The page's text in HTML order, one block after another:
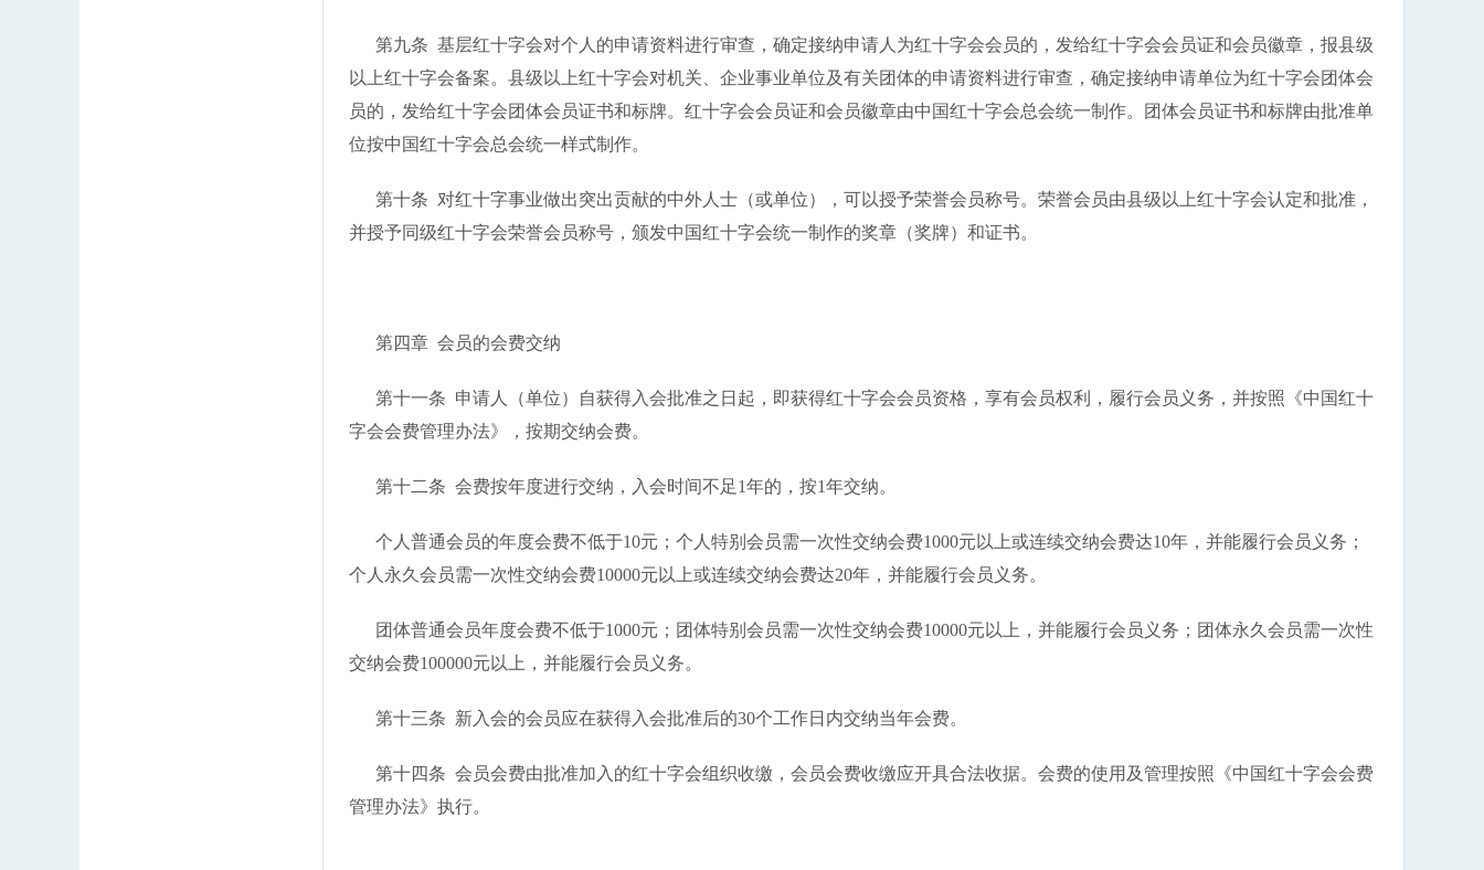
第九条 基层红十字会对个人的申请资料进行审查，确定接纳申请人为红十字会会员的，发给红十字会会员证和会员徽章，报县级
以上红十字会备案。县级以上红十字会对机关、企业事业单位及有关团体的申请资料进行审查，确定接纳申请单位为红十字会团体会
员的，发给红十字会团体会员证书和标牌。红十字会会员证和会员徽章由中国红十字会总会统一制作。团体会员证书和标牌由批准单
位按中国红十字会总会统一样式制作。
第十条 对红十字事业做出突出贡献的中外人士（或单位），可以授予荣誉会员称号。荣誉会员由县级以上红十字会认定和批准，
并授予同级红十字会荣誉会员称号，颁发中国红十字会统一制作的奖章（奖牌）和证书。
第四章 会员的会费交纳
第十一条 申请人（单位）自获得入会批准之日起，即获得红十字会会员资格，享有会员权利，履行会员义务，并按照《中国红十
字会会费管理办法》，按期交纳会费。
第十二条 会费按年度进行交纳，入会时间不足1年的，按1年交纳。
个人普通会员的年度会费不低于10元；个人特别会员需一次性交纳会费1000元以上或连续交纳会费达10年，并能履行会员义务；
个人永久会员需一次性交纳会费10000元以上或连续交纳会费达20年，并能履行会员义务。
团体普通会员年度会费不低于1000元；团体特别会员需一次性交纳会费10000元以上，并能履行会员义务；团体永久会员需一次性
交纳会费100000元以上，并能履行会员义务。
第十三条 新入会的会员应在获得入会批准后的30个工作日内交纳当年会费。
第十四条 会员会费由批准加入的红十字会组织收缴，会员会费收缴应开具合法收据。会费的使用及管理按照《中国红十字会会费
管理办法》执行。